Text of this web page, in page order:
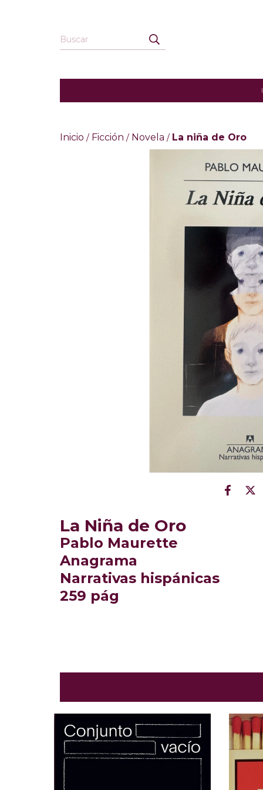
Inicio / Ficción / Novela / La niña de Oro
La Niña de Oro
Pablo Maurette
Anagrama
Narrativas hispánicas
259 pág